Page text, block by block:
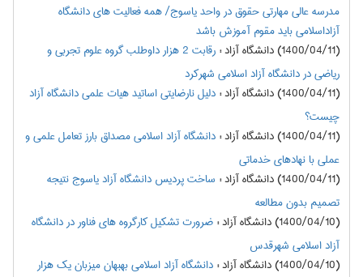
مدرسه عالی مهارتی حقوق در واحد یاسوج/ همه فعالیت های دانشگاه
آزاداسلامی باید مقوم آموزش باشد
(1400/04/11) دانشگاه آزاد
:
رقابت 2 هزار داوطلب گروه علوم تجربی و
ریاضی در دانشگاه آزاد اسلامی شهرکرد
(1400/04/11) دانشگاه آزاد
:دلیل نارضایتی اساتید هیات علمی دانشگاه آزاد
چیست؟
(1400/04/11) دانشگاه آزاد
:دانشگاه آزاد اسلامی مصداق بارز تعامل علمی و
عملی با نهادهای خدماتی
(1400/04/11) دانشگاه آزاد
: ساخت پردیس دانشگاه آزاد یاسوج نتیجه
تصمیم بدون مطالعه
(1400/04/10) دانشگاه آزاد
:ضرورت تشکیل کارگروه های فناور در دانشگاه
آزاد اسلامی شهرقدس
(1400/04/10) دانشگاه آزاد
:دانشگاه آزاد اسلامی بهبهان میزبان یک هزار